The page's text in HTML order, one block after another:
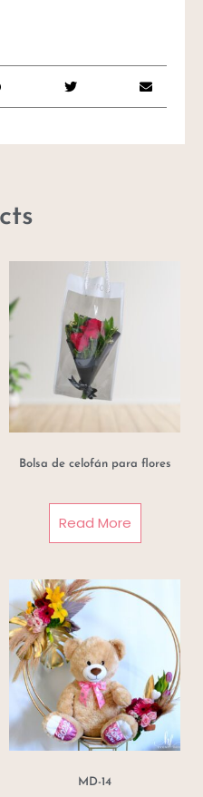
Bolsa de celofán para flores
Read More
MD-14